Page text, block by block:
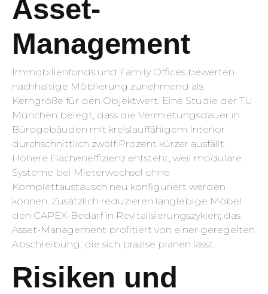
Asset-
Management
Immobilienfonds und Family Offices bewerten
nachhaltige Möblierung zunehmend als
Kerngröße für den Objektwert. Eine Studie der TU
München belegt, dass die Vermietungsdauer in
Bürogebäuden mit kreislauffähigem Interior
durchschnittlich zwölf Prozent kürzer ausfällt.
Höhere Flächeneffizienz entsteht, weil modulare
Systeme bei Mieterwechsel ohne
Komplettaustausch neu konfiguriert werden
können. Zusätzlich reduzieren langlebige Möbel
den CAPEX-Bedarf in Revitalisierungszyklen; das
Asset-Management profitiert von einer geregelten
Abschreibung, die sich präzise planen lässt.
Risiken und